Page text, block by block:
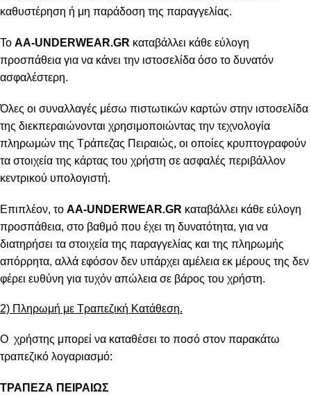
καθυστέρηση ή μη παράδοση της παραγγελίας.
Το AA-UNDERWEAR.GR καταβάλλει κάθε εύλογη
προσπάθεια για να κάνει την ιστοσελίδα όσο το δυνατόν
ασφαλέστερη.
Όλες οι συναλλαγές μέσω πιστωτικών καρτών στην ιστοσελίδα
της διεκπεραιώνονται χρησιμοποιώντας την τεχνολογία
πληρωμών της Τράπεζας Πειραιώς, οι οποίες κρυπτογραφούν
τα στοιχεία της κάρτας του χρήστη σε ασφαλές περιβάλλον
κεντρικού υπολογιστή.
Επιπλέον, το AA-UNDERWEAR.GR καταβάλλει κάθε εύλογη
προσπάθεια, στο βαθμό που έχει τη δυνατότητα, για να
διατηρήσει τα στοιχεία της παραγγελίας και της πληρωμής
απόρρητα, αλλά εφόσον δεν υπάρχει αμέλεια εκ μέρους της δεν
φέρει ευθύνη για τυχόν απώλεια σε βάρος του χρήστη.
2) Πληρωμή με Τραπεζική Κατάθεση.
Ο χρήστης μπορεί να καταθέσει το ποσό στον παρακάτω
τραπεζικό λογαριασμό:
ΤΡΑΠΕΖΑ ΠΕΙΡΑΙΩΣ